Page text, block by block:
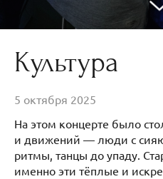
Культура
5 октября 2025
На этом концерте было
и движений — люди с
ритмы, танцы до упаду.
именно эти тёплые и